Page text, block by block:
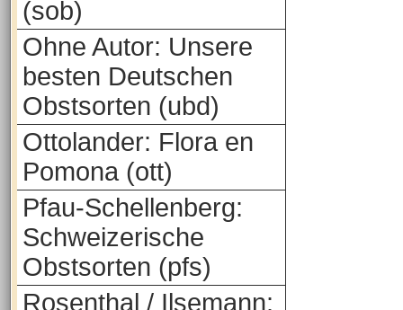
(sob)
Ohne Autor: Unsere
besten Deutschen
Obstsorten (ubd)
Ottolander: Flora en
Pomona (ott)
Pfau-Schellenberg:
Schweizerische
Obstsorten (pfs)
Rosenthal / Ilsemann: